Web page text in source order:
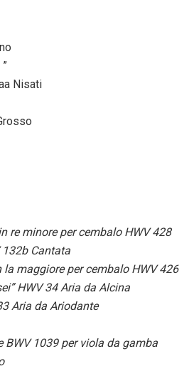
Nisati
re minore per cembalo HWV 428
Cantata
maggiore per cembalo HWV 426
HWV 34 Aria da Alcina
Aria da Ariodante
BWV 1039 per viola da gamba